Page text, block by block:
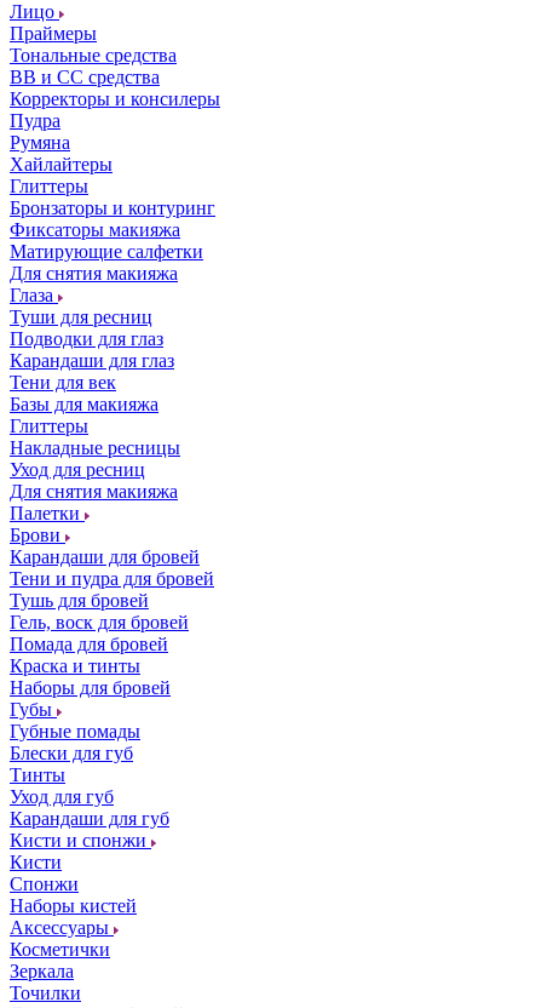
Лицо
Праймеры
Тональные средства
ВВ и СС средства
Корректоры и консилеры
Пудра
Румяна
Хайлайтеры
Глиттеры
Бронзаторы и контуринг
Фиксаторы макияжа
Матирующие салфетки
Для снятия макияжа
Глаза
Туши для ресниц
Подводки для глаз
Карандаши для глаз
Тени для век
Базы для макияжа
Глиттеры
Накладные ресницы
Уход для ресниц
Для снятия макияжа
Палетки
Брови
Карандаши для бровей
Тени и пудра для бровей
Тушь для бровей
Гель, воск для бровей
Помада для бровей
Краска и тинты
Наборы для бровей
Губы
Губные помады
Блески для губ
Тинты
Уход для губ
Карандаши для губ
Кисти и спонжи
Кисти
Спонжи
Наборы кистей
Аксессуары
Косметички
Зеркала
Точилки